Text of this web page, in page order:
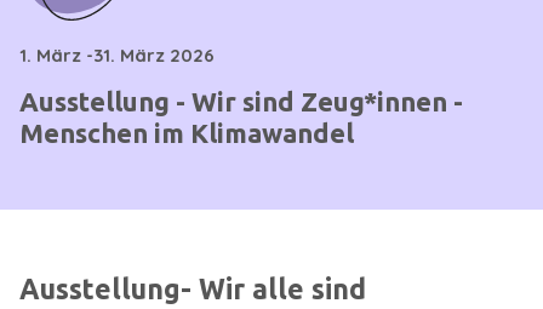
1. März -31. März 2026
Ausstellung - Wir sind Zeug*innen -
Menschen im Klimawandel
Ausstellung- Wir alle sind